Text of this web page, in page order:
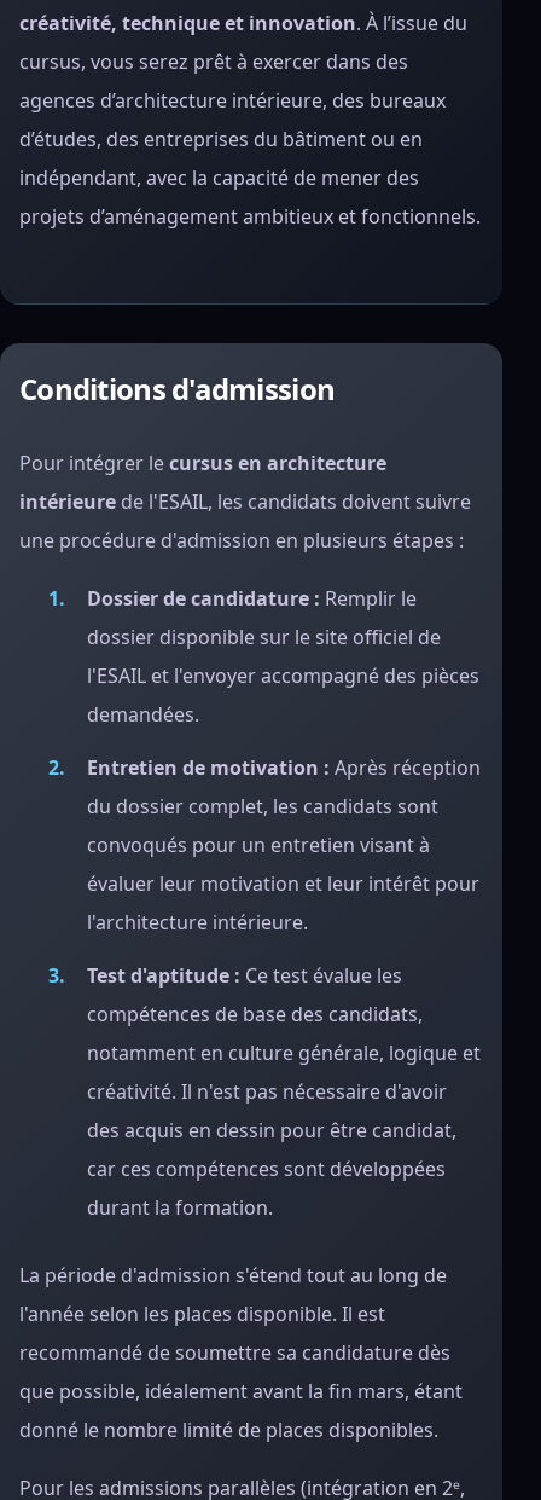
créativité, technique et innovation. À l’issue du
cursus, vous serez prêt à exercer dans des
agences d’architecture intérieure, des bureaux
d’études, des entreprises du bâtiment ou en
indépendant, avec la capacité de mener des
projets d’aménagement ambitieux et fonctionnels.
Conditions d'admission
Pour intégrer lecursus en architecture
intérieure de l'ESAIL, les candidats doivent suivre
une procédure d'admission en plusieurs étapes :
Dossier de candidature : Remplir le
dossier disponible sur le site officiel de
l'ESAIL et l'envoyer accompagné des pièces
demandées.
Entretien de motivation : Après réception
du dossier complet, les candidats sont
convoqués pour un entretien visant à
évaluer leur motivation et leur intérêt pour
l'architecture intérieure.
Test d'aptitude : Ce test évalue les
compétences de base des candidats,
notamment en culture générale, logique et
créativité. Il n'est pas nécessaire d'avoir
des acquis en dessin pour être candidat,
car ces compétences sont développées
durant la formation.
La période d'admission s'étend tout au long de
l'année selon les places disponible. Il est
recommandé de soumettre sa candidature dès
que possible, idéalement avant la fin mars, étant
donné le nombre limité de places disponibles.
Pour les admissions parallèles (intégration en 2ᵉ,